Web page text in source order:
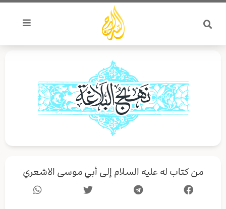
تخطي
المحتوى
من كتاب له عليه السلام إلى أبي موسى الاشعري